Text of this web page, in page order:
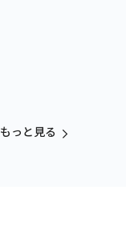
もっと見る